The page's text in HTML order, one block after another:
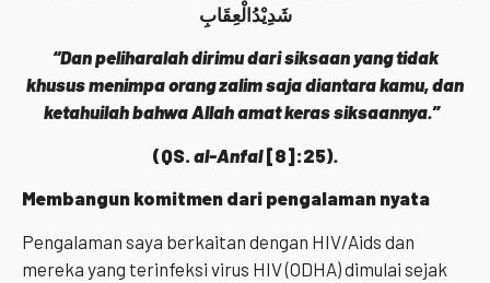
شَدِيْدُالْعِقَابِ
“Dan peliharalah dirimu dari siksaan yang tidak
khusus menimpa orang zalim saja diantara kamu, dan
ketahuilah bahwa Allah amat keras siksaannya.”
(QS. al-Anfal[8]:25).
Membangun komitmen dari pengalaman nyata
Pengalaman saya berkaitan dengan HIV/Aids dan
mereka yang terinfeksi virus HIV (ODHA) dimulai sejak